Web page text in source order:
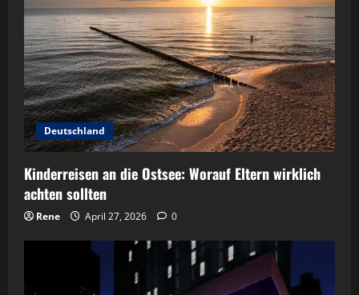
Deutschland
Kinderreisen an die Ostsee: Worauf Eltern wirklich
achten sollten
Rene April 27, 2026 0